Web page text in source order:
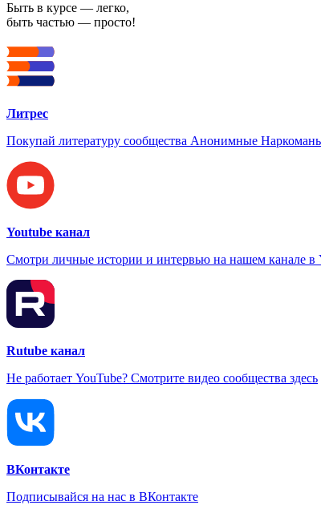
Быть в курсе — легко,
быть частью — просто!
Литрес
Покупай литературу сообщества Анонимные
Youtube канал
Смотри личные истории и интервью на нашем канале в
Rutube канал
Не работает YouTube? Смотрите видео сообщества здесь
ВКонтакте
Подписывайся на нас в ВКонтакте